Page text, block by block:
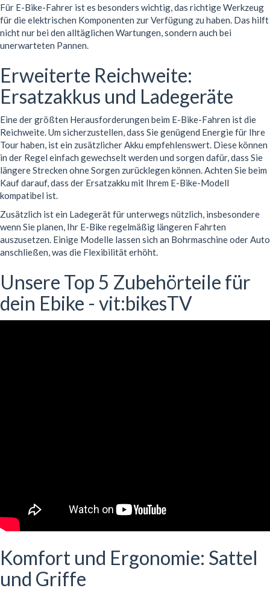
Für E-Bike-Fahrer ist es besonders wichtig, das richtige Werkzeug
für die elektrischen Komponenten zur Verfügung zu haben. Das hilft
nicht nur bei den alltäglichen Wartungen, sondern auch bei
unerwarteten Pannen.
Erweiterte Reichweite:
Ersatzakkus und Ladegeräte
Eine der größten Herausforderungen beim E-Bike-Fahren ist die
Reichweite. Um sicherzustellen, dass Sie genügend Energie für Ihre
Tour haben, ist ein zusätzlicher Akku empfehlenswert. Diese können
in der Regel einfach gewechselt werden und sorgen dafür, dass Sie
längere Strecken ohne Sorgen zurücklegen können. Achten Sie beim
Kauf darauf, dass der Ersatzakku mit Ihrem E-Bike-Modell
kompatibel ist.
Zusätzlich ist ein Ladegerät für unterwegs nützlich, insbesondere
wenn Sie planen, Ihr E-Bike regelmäßig längeren Fahrten
auszusetzen. Einige Modelle lassen sich an Bohrmaschine oder Auto
anschließen, was die Flexibilität erhöht.
Unsere Top 5 Zubehörteile für
dein Ebike - vit:bikesTV
Komfort und Ergonomie: Sattel
und Griffe